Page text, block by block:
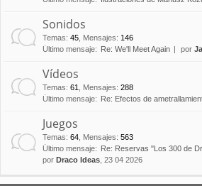
Sonidos
Temas: 45 Mensajes: 146
Último mensaje:
Re: We'll Meet Again por
Vídeos
Temas: 61 Mensajes: 288
Último mensaje:
Re: Efectos de
Juegos
Temas: 64 Mensajes: 563
Último mensaje:
Re: Reservas "Los 300 de
por Draco Ideas , 23 04 2026